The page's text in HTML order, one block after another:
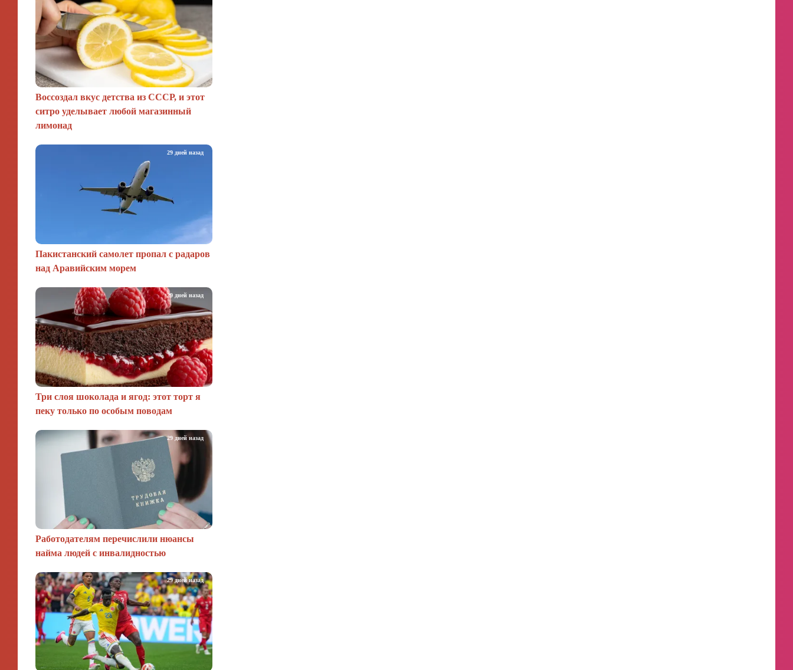
Воссоздал вкус детства из СССР, и этот
ситро уделывает любой магазинный
лимонад
Пакистанский самолет пропал с радаров
над Аравийским морем
29 дней назад
Три слоя шоколада и ягод: этот торт я
пеку только по особым поводам
29 дней назад
Работодателям перечислили нюансы
найма людей с инвалидностью
29 дней назад
29 дней назад